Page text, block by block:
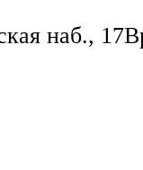
наб.,